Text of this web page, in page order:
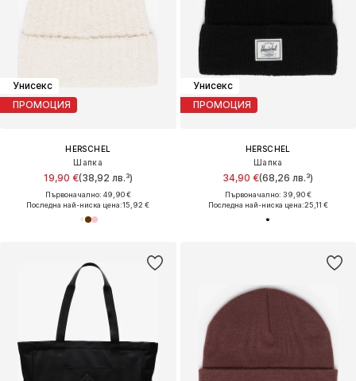
Унисекс
ПРОМОЦИЯ
HERSCHEL
Шапка
19,90 €(38,92 лв.³)
Първоначално: 49,90 €
Последна най-ниска цена:15,92 €
Унисекс
ПРОМОЦИЯ
HERSCHEL
Шапка
34,90 €(68,26 лв.³)
Първоначално: 39,90 €
Последна най-ниска цена:25,11 €